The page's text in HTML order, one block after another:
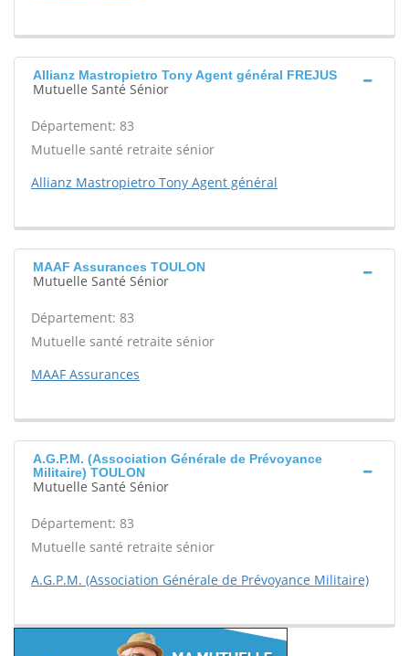
Allianz Mastropietro Tony Agent général FREJUS
Mutuelle Santé Sénior
Département: 83
Mutuelle santé retraite sénior
Allianz Mastropietro Tony Agent général
MAAF Assurances TOULON
Mutuelle Santé Sénior
Département: 83
Mutuelle santé retraite sénior
MAAF Assurances
A.G.P.M. (Association Générale de Prévoyance
Militaire) TOULON
Mutuelle Santé Sénior
Département: 83
Mutuelle santé retraite sénior
A.G.P.M. (Association Générale de Prévoyance Militaire)